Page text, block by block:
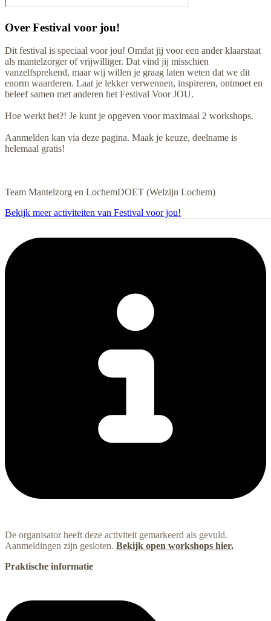
Over Festival voor jou!
Dit festival is speciaal voor jou! Omdat jij voor een ander klaarstaat
als mantelzorger of vrijwilliger. Dat vind jij misschien
vanzelfsprekend, maar wij willen je graag laten weten dat we dit
enorm waarderen. Laat je lekker verwennen, inspireren, ontmoet en
beleef samen met anderen het Festival Voor JOU.
Hoe werkt het?! Je kunt je opgeven voor maximaal 2 workshops.
Aanmelden kan via deze pagina. Maak je keuze, deelname is
helemaal gratis!
Team Mantelzorg en LochemDOET (Welzijn Lochem)
Bekijk meer activiteiten van Festival voor jou!
De organisator heeft deze activiteit gemarkeerd als gevuld.
Aanmeldingen zijn gesloten. Bekijk open workshops hier.
Praktische informatie